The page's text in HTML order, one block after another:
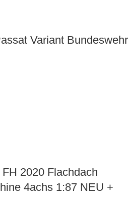
Variant Bundeswehr
2020 Flachdach
4achs 1:87 NEU +